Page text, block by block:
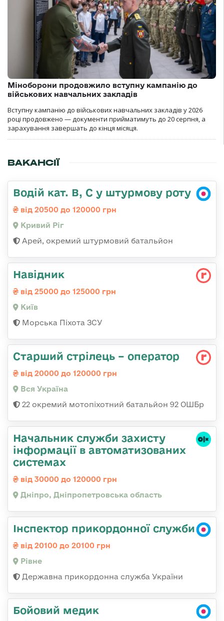
Міноборони продовжило вступну кампанію до
військових навчальних закладів
Вступну кампанію до військових навчальних закладів у 2026
році продовжено — документи прийматимуть до 20 серпня, а
зарахування завершать до кінця місяця.
ВАКАНСІЇ
Водій кат. В, С у штурмову роту
від 20500 до 120000 грн
Кривий Ріг
Арей, окремий штурмовий батальйон
Навідник
від 25000 до 125000 грн
Київ
Морська Піхота ЗСУ
Старший стрілець – оператор
від 20000 до 120000 грн
Вся Україна
22 окремий мотопіхотний батальйон 92 ОШБр
Начальник служби захисту
інформації в автоматизованих
системах
від 30000 до 120000 грн
Дніпро, Дніпропетровська область
Інспектор прикордонної служби
від 20100 до 20100 грн
Рівне
Державна прикордонна служба України
Бойовий медик